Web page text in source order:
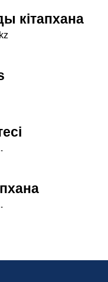
кітапхана